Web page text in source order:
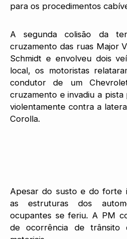
para os procedimentos
A segunda colisão da
cruzamento das ruas Major
Schmidt e envolveu dois
local, os motoristas
condutor de um
cruzamento e invadiu a
violentamente contra a
Corolla.
Apesar do susto e do forte
as estruturas dos
ocupantes se feriu. A PM
de ocorrência de trânsito